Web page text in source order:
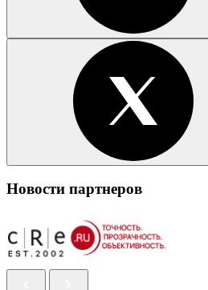
Новости партнеров